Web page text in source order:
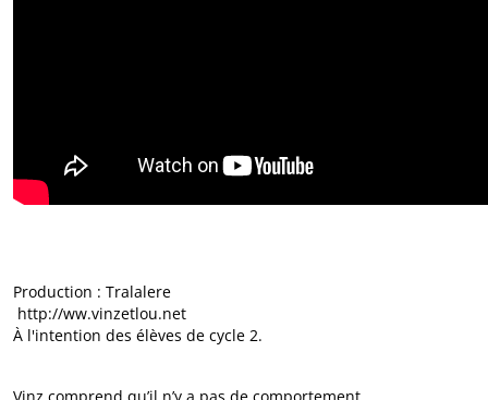
Production : Tralalere
http://ww.vinzetlou.net
À l'intention des élèves de cycle 2.